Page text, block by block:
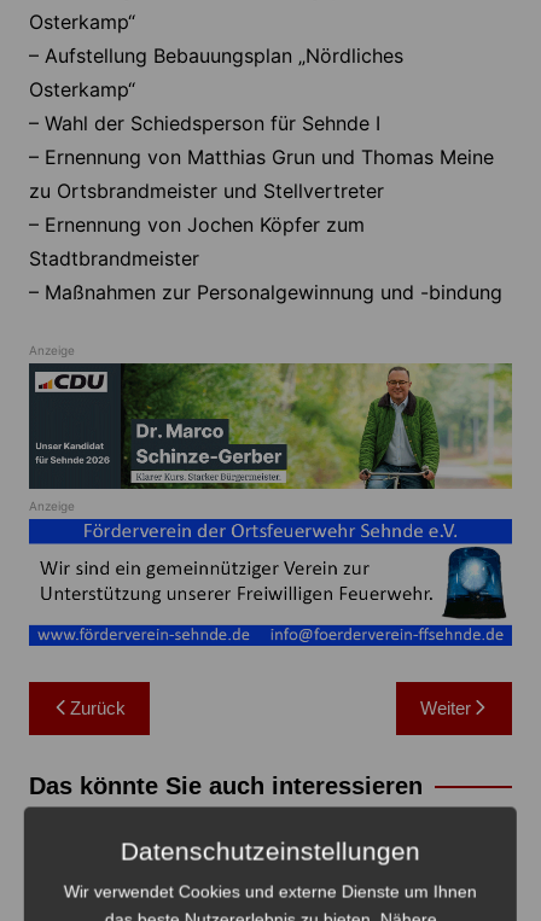
Osterkamp“
– Aufstellung Bebauungsplan „Nördliches
Osterkamp“
– Wahl der Schiedsperson für Sehnde I
– Ernennung von Matthias Grun und Thomas Meine
zu Ortsbrandmeister und Stellvertreter
– Ernennung von Jochen Köpfer zum
Stadtbrandmeister
– Maßnahmen zur Personalgewinnung und -bindung
Anzeige
Anzeige
Beitragsnavigation
Zurück Weiter
Das könnte Sie auch interessieren
Datenschutzeinstellungen
Wir verwendet Cookies und externe Dienste um Ihnen